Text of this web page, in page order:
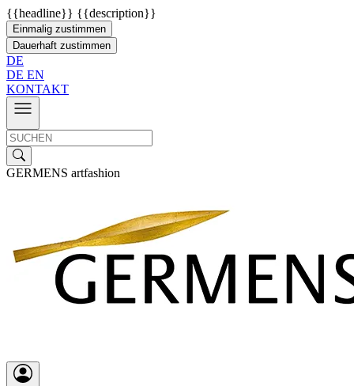
{{headline}} {{description}}
Einmalig zustimmen
Dauerhaft zustimmen
DE
DE EN
KONTAKT
GERMENS artfashion